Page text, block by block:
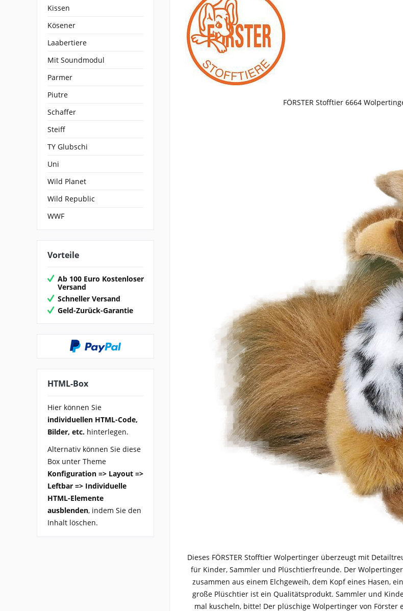
Kissen
Kösener
Laabertiere
Mit Soundmodul
Parmer
Piutre
Schaffer
Steiff
TY Glubschi
Uni
Wild Planet
Wild Republic
WWF
Vorteile
Ab 100 Euro Kostenloser
Versand
Schneller Versand
Geld-Zurück-Garantie
HTML-Box
Hier können Sie
individuellen HTML-Code,
Bilder, etc. hinterlegen.
Alternativ können Sie diese
Box unter Theme
Konfiguration => Layout =>
Leftbar => Individuelle
HTML-Elemente
ausblenden, indem Sie den
Inhalt löschen.
FÖRSTER Stofftier 6664
Dieses FÖRSTER Stofftier Wolpertinger überzeugt mit
für Kinder, Sammler und Plüschtierfreunde. Der
zusammen aus einem Elchgeweih, dem Kopf eines Hasen,
große Plüschtier ist ein Qualitätsprodukt. Sammler und
mal kuscheln, bitte! Der plüschige Wolpertinger von